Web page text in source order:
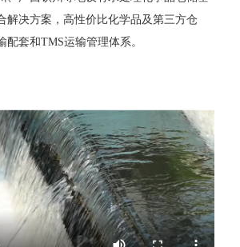
解决方案，高性价比化学品及第三方仓
配套和TMS运输管理体系。